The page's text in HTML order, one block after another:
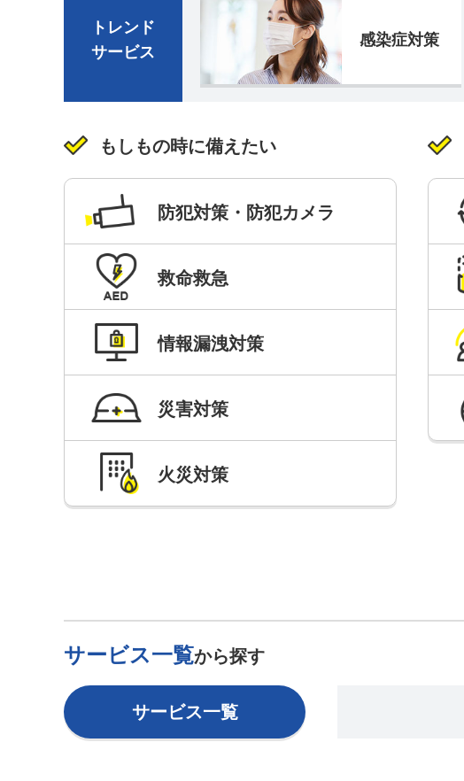
トレンド
サービス
感染症対策
もしもの時に備えたい
防犯対策・防犯カメラ
救命救急
情報漏洩対策
災害対策
火災対策
サービス一覧から探す
サービス一覧